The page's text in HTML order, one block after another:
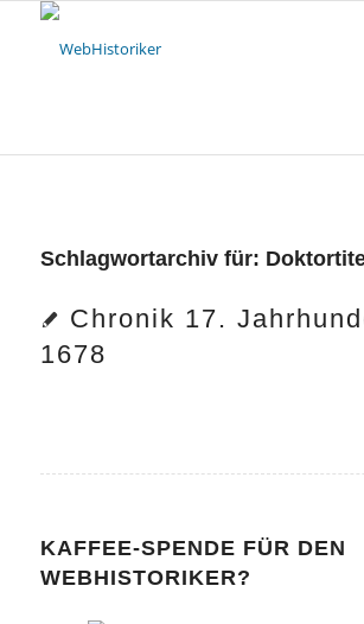
Schlagwortarchiv für:
Chronik 17.
1678
KAFFEE-SPENDE FÜR DEN
WEBHISTORIKER?